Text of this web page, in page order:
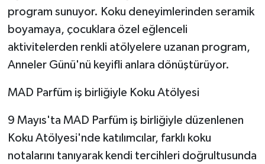
program sunuyor. Koku deneyimlerinden seramik
boyamaya, çocuklara özel eğlenceli
aktivitelerden renkli atölyelere uzanan program,
Anneler Günü'nü keyifli anlara dönüştürüyor.
MAD Parfüm iş birliğiyle Koku Atölyesi
9 Mayıs'ta MAD Parfüm iş birliğiyle düzenlenen
Koku Atölyesi'nde katılımcılar, farklı koku
notalarını tanıyarak kendi tercihleri doğrultusunda
İNSAN
İş Dünyası
KÜLTÜR SANAT